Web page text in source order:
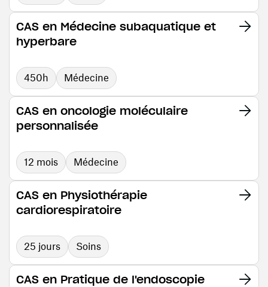
CAS en Médecine subaquatique et
hyperbare
450h Médecine
CAS en oncologie moléculaire
personnalisée
12 mois Médecine
CAS en Physiothérapie
cardiorespiratoire
25 jours Soins
CAS en Pratique de l'endoscopie